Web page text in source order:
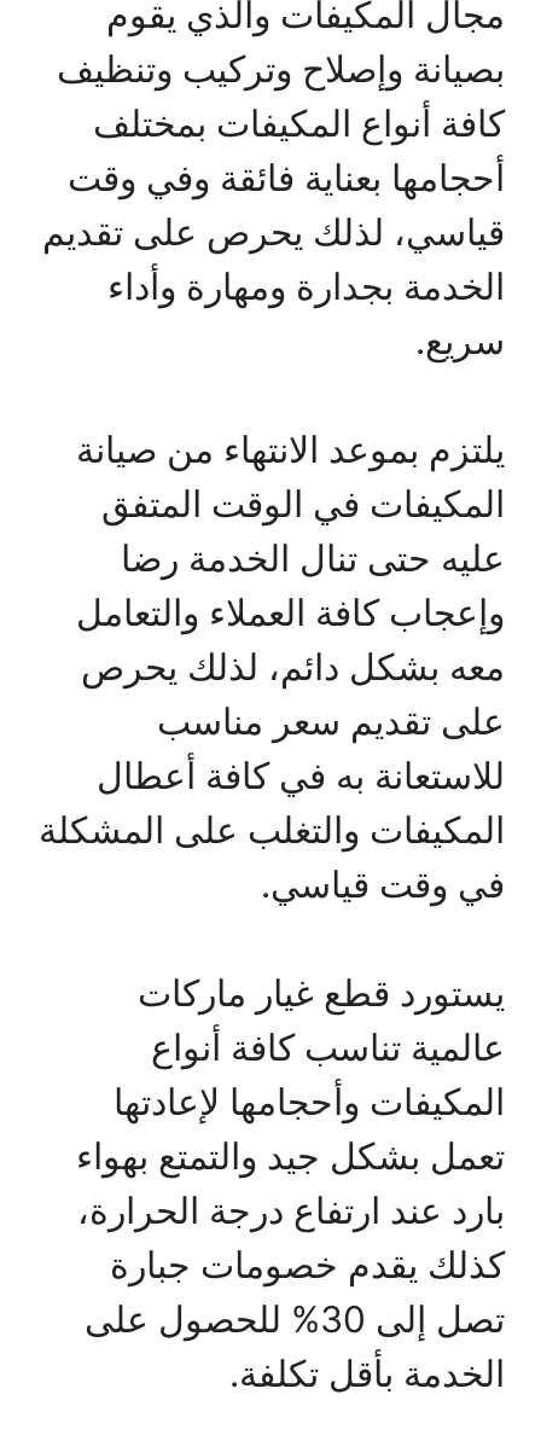
مجال المكيفات والذي يقوم
بصيانة وإصلاح وتركيب وتنظيف
كافة أنواع المكيفات بمختلف
أحجامها بعناية فائقة وفي وقت
قياسي، لذلك يحرص على تقديم
الخدمة بجدارة ومهارة وأداء
سريع.
يلتزم بموعد الانتهاء من صيانة
المكيفات في الوقت المتفق
عليه حتى تنال الخدمة رضا
وإعجاب كافة العملاء والتعامل
معه بشكل دائم، لذلك يحرص
على تقديم سعر مناسب
للاستعانة به في كافة أعطال
المكيفات والتغلب على المشكلة
في وقت قياسي.
يستورد قطع غيار ماركات
عالمية تناسب كافة أنواع
المكيفات وأحجامها لإعادتها
تعمل بشكل جيد والتمتع بهواء
بارد عند ارتفاع درجة الحرارة،
كذلك يقدم خصومات جبارة
تصل إلى 30% للحصول على
الخدمة بأقل تكلفة.